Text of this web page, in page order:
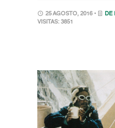
25 AGOSTO, 2016 • DE
VISITAS: 3851